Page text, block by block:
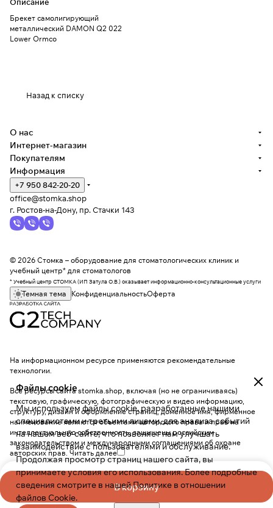
Брекет самолигирующий
металлический DAMON Q2 022
Lower Ormco
Назад к списку
В корзину
Файлы cookie
Мы используем файлы cookie, разработанные нашими
специалистами и третьими лицами, для анализа событий
на нашем веб-сайте, что позволяет нам улучшать
взаимодействие с пользователями и обслуживание.
Продолжая просмотр страниц нашего сайта, вы
принимаете условия его использования. Более подробные
сведения смотрите в нашейПолитике в отношении
файлов Cookie.
О нас
Интернет-магазин
Покупателям
Информация
+7 950 842-20-20
office@stomka.shop
г. Ростов-на-Дону, пр. Стачки 143
© 2026 Стомка – оборудование для стоматологических клиник и
учебный центр* для стоматологов
* Учебный центр СТОМКА (ИП Затула О.В.) оказывает информационно-консультационные услуги
Темная тема КонфиденциальностьОферта
На информационном ресурсе применяются рекомендательные
технологии.
Все ресурсы сайта stomka.shop, включая (но не ограничиваясь)
текстовую, графическую, фотографическую и видео информацию,
структуру, дизайн и оформление страниц, доменное имя, фирменное
наименование являются объектами авторского права и прав на
интеллектуальную собственность, защищены российским
законодательством и международными соглашениями об охране
авторских прав. Читать далее